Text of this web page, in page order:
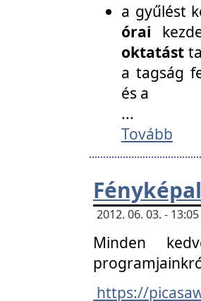
a gyűlést
órai
oktatást
a tagság
és a
...
Tovább
2012. 06. 03. -
Minden
https://